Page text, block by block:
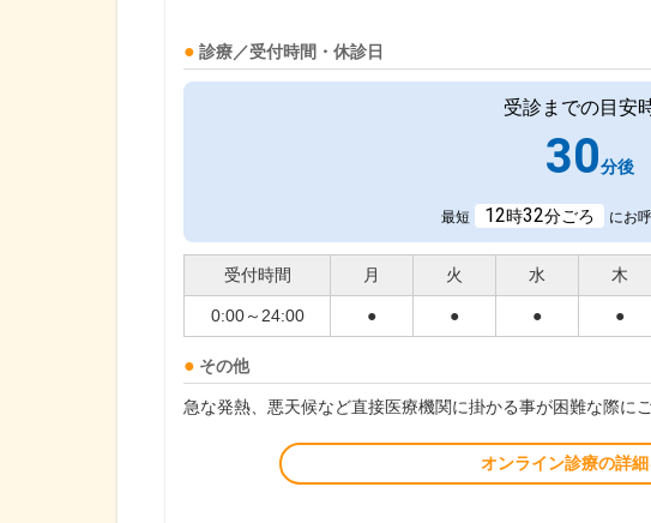
診療／受付時間・休診日
受診までの目安
30分後
最短 12時32分ごろ にお
受付時間 月 火 水 木
0:00～24:00 ● ● ● ●
その他
急な発熱、悪天候など直接医療機関に掛かる事が困難な際に
オンライン診療の詳